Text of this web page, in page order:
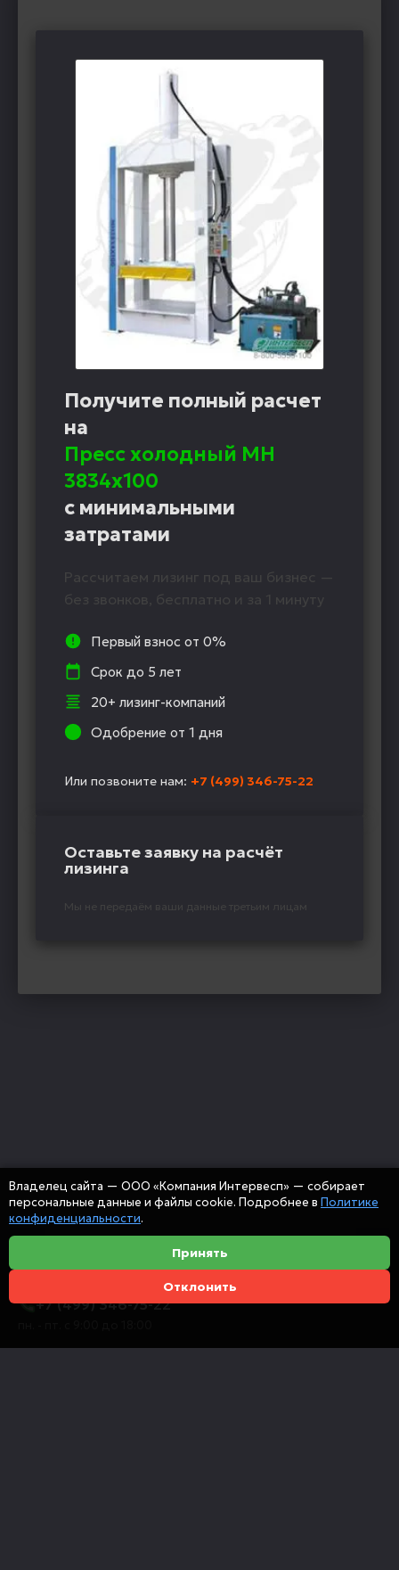
Получите полный расчет
на
Пресс холодный MH
3834х100
с минимальными
затратами
Рассчитаем лизинг под ваш бизнес —
без звонков, бесплатно и за 1 минуту
Первый взнос от 0%
Срок до 5 лет
20+ лизинг-компаний
Одобрение от 1 дня
Или позвоните нам: +7 (499) 346-75-22
Оставьте заявку на расчёт
лизинга
Мы не передаём ваши данные третьим лицам
+7 (499) 346-75-22
Владелец сайта — ООО «Компания Интервесп» — собирает
персональные данные и файлы cookie. Подробнее в Политике
конфиденциальности.
Принять
Отклонить